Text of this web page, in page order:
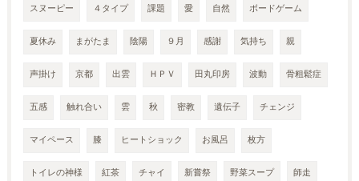
スヌーピー ４タイプ 課題 愛 自然 ボードゲーム
夏休み まがたま 陰陽 ９月 感謝 気持ち 親
声掛け 京都 出雲 ＨＰＶ 田丸印房 波動 骨粗鬆症
五感 触れ合い 雲 秋 密教 遺伝子 チェンジ
マイペース 膝 ヒートショック お風呂 枚方
トイレの神様 紅茶 チャイ 新嘗祭 野菜スープ 師走